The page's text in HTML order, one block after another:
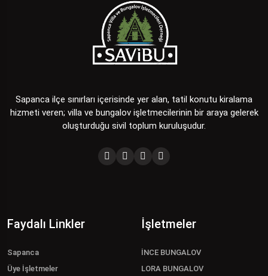
Sapanca ilçe sınırları içerisinde yer alan, tatil konutu kiralama
hizmeti veren; villa ve bungalov işletmecilerinin bir araya gelerek
oluşturduğu sivil toplum kuruluşudur.
Faydalı Linkler
Sapanca
Üye İşletmeler
İşletmeler
İNCE BUNGALOV
LORA BUNGALOV